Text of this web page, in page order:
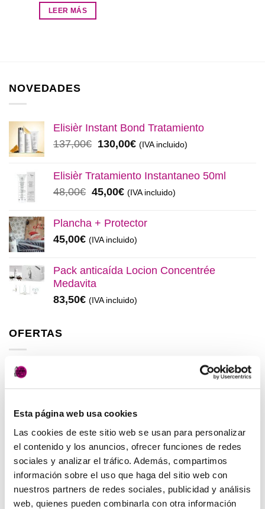
Esta página web usa cookies
Las cookies de este sitio web se usan para personalizar
el contenido y los anuncios, ofrecer funciones de redes
sociales y analizar el tráfico. Además, compartimos
información sobre el uso que haga del sitio web con
nuestros partners de redes sociales, publicidad y análisis
web, quienes pueden combinarla con otra información
LEER MÁS
NOVEDADES
Elisièr Instant Bond Tratamiento
137,00€ El
original
137,00€.
130,00€El
actual
130,00€.
(IVA incluido)
Elisièr Tratamiento Instantaneo 50ml
48,00€ El
original
48,00€.
45,00€El
actual
45,00€.
(IVA incluido)
Plancha + Protector
45,00€ (IVA incluido)
Pack anticaída Locion Concentrée
Medavita
83,50€ (IVA incluido)
OFERTAS
Elisièr Instant Bond Tratamiento
137,00€ El
original
era:
137,00€.
130,00€El
actual
es:
130,00€.
(IVA incluido)
48,00€ El
precio
original
era:
48,00€.
45,00 €El
precio
actual
es:
45,00€.
(IVA incluido)
Paleta de Maquillaje Avon
32,99
El28,50
precio
(IVA incluido)